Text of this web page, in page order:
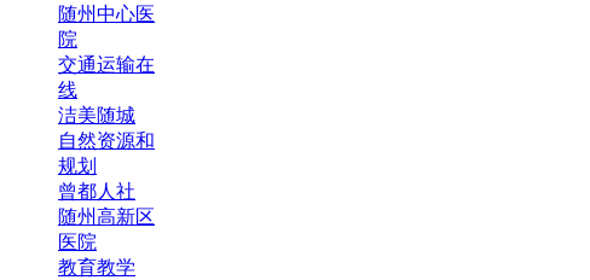
随州中心医
院
交通运输在
线
洁美随城
自然资源和
规划
曾都人社
随州高新区
医院
教育教学